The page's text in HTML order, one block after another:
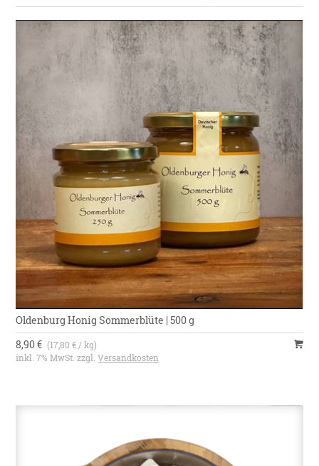
Oldenburg Honig Sommerblüte | 500 g
8,90 € (17,80 € / kg)
inkl. 7% MwSt. zzgl.Versandkosten